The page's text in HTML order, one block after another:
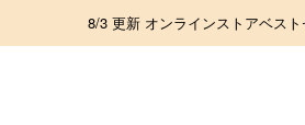
8/3 更新 オンラインストアベス